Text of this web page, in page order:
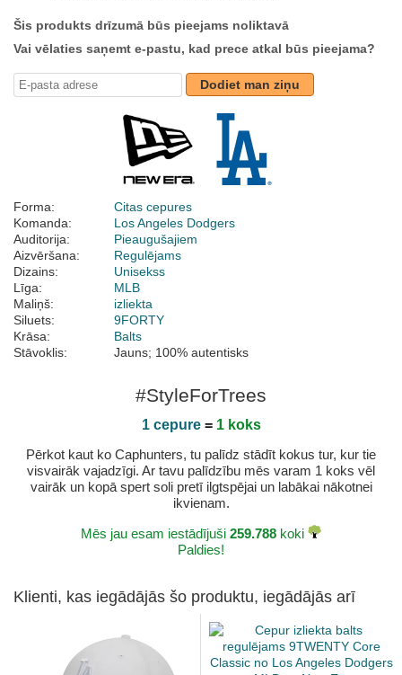
Šis produkts drīzumā būs pieejams noliktavā
Vai vēlaties saņemt e-pastu, kad prece atkal būs pieejama?
Dodiet man ziņu
Forma:
Citas cepures
Komanda:
Los Angeles Dodgers
Auditorija:
Pieaugušajiem
Aizvēršana:
Regulējams
Dizains:
Unisekss
Līga:
MLB
Maliņš:
izliekta
Siluets:
9FORTY
Krāsa:
Balts
Stāvoklis:
Jauns; 100% autentisks
#StyleForTrees
1 cepure= 1 koks
Pērkot kaut ko Caphunters, tu palīdz stādīt kokus tur, kur tie
visvairāk vajadzīgi. Ar tavu palīdzību mēs varam 1 koks vēl
vairāk un kopā spert soli pretī ilgtspējai un labākai nākotnei
ikvienam.
Mēs jau esam iestādījuši 259.788 koki
Paldies!
Klienti, kas iegādājās šo produktu, iegādājās arī